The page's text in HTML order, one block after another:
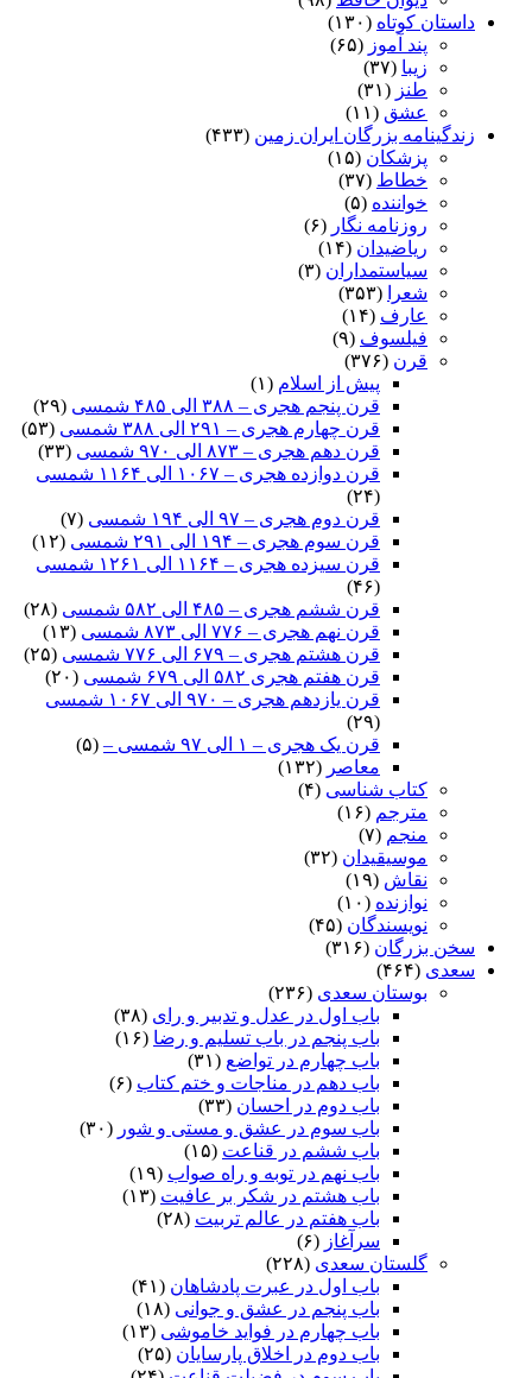
داستان کوتاه (۱۳۰)
پند آموز (۶۵)
زیبا (۳۷)
طنز (۳۱)
عشق (۱۱)
زندگینامه بزرگان ایران زمین (۴۳۳)
پزشکان (۱۵)
خطاط (۳۷)
خواننده (۵)
روزنامه نگار (۶)
ریاضیدان (۱۴)
سیاستمداران (۳)
شعرا
(۳۵۳)
عارف (۱۴)
فیلسوف (۹)
قرن (۳۷۶)
پیش از اسلام (۱)
قرن پنجم هجری – ۳۸۸ الی ۴۸۵ شمسی
(۲۹)
قرن چهارم هجری – ۲۹۱ الی ۳۸۸ شمسی
(۵۳)
قرن دهم هجری – ۸۷۳ الی ۹۷۰ شمسی
(۳۳)
قرن دوازده هجری – ۱۰۶۷ الی ۱۱۶۴ شمسی
(۲۴)
قرن دوم هجری – ۹۷ الی ۱۹۴ شمسی
(۷)
قرن سوم هجری – ۱۹۴ الی ۲۹۱ شمسی
(۱۲)
قرن سیزده هجری – ۱۱۶۴ الی ۱۲۶۱ شمسی
(۴۶)
قرن ششم هجری – ۴۸۵ الی ۵۸۲ شمسی
(۲۸)
قرن نهم هجری – ۷۷۶ الی ۸۷۳ شمسی
(۱۳)
قرن هشتم هجری – ۶۷۹ الی ۷۷۶ شمسی
(۲۵)
قرن هفتم هجری ۵۸۲ الی ۶۷۹ شمسی
(۲۰)
قرن یازدهم هجری – ۹۷۰ الی ۱۰۶۷ شمسی
(۲۹)
قرن یک هجری – ۱ الی ۹۷ شمسی –
(۵)
معاصر (۱۳۲)
کتاب شناسی (۴)
مترجم (۱۶)
منجم (۷)
موسیقیدان (۳۲)
نقاش (۱۹)
نوازنده (۱۰)
نویسندگان (۴۵)
سخن بزرگان (۳۱۶)
سعدی (۴۶۴)
بوستان سعدی (۲۳۶)
باب اول در عدل و تدبیر و رای (۳۸)
باب پنجم در باب تسلیم و رضا (۱۶)
باب چهارم در تواضع (۳۱)
باب دهم در مناجات و ختم کتاب (۶)
باب دوم در احسان (۳۳)
باب سوم در عشق و مستی و شور (۳۰)
باب ششم در قناعت (۱۵)
باب نهم در توبه و راه صواب (۱۹)
باب هشتم در شکر بر عافیت (۱۳)
باب هفتم در عالم تربیت (۲۸)
سرآغاز (۶)
گلستان سعدی (۲۲۸)
باب اول در عبرت پادشاهان (۴۱)
باب پنجم در عشق و جوانى (۱۸)
باب چهارم در فواید خاموشى (۱۳)
باب دوم در اخلاق پارسایان (۲۵)